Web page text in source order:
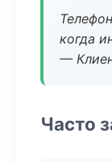
когда
—
Часто